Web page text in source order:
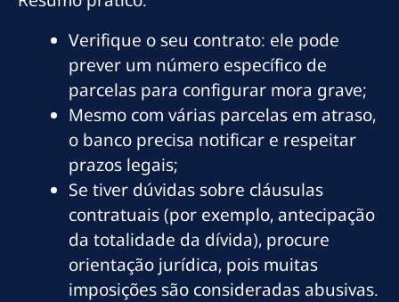
Verifique o seu contrato: ele pode
prever um número específico de
parcelas para configurar mora grave;
Mesmo com várias parcelas em atraso,
o banco precisa notificar e respeitar
prazos legais;
Se tiver dúvidas sobre cláusulas
contratuais (por exemplo, antecipação
da totalidade da dívida), procure
orientação jurídica, pois muitas
imposições são consideradas abusivas.